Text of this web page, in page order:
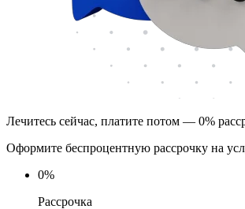
Лечитесь сейчас, платите потом — 0%
Оформите беспроцентную рассрочку на
0%
Рассрочка